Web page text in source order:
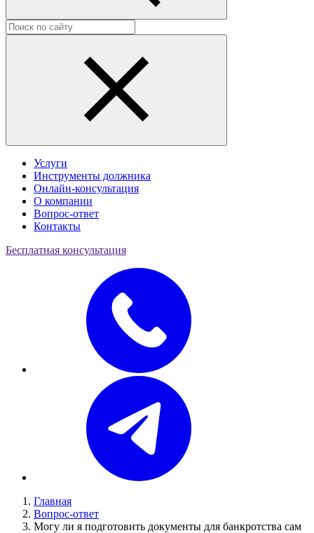
Услуги
Инструменты должника
Онлайн-консультация
О компании
Вопрос-ответ
Контакты
Бесплатная консультация
Главная
Вопрос-ответ
Могу ли я подготовить документы для банкротства сам